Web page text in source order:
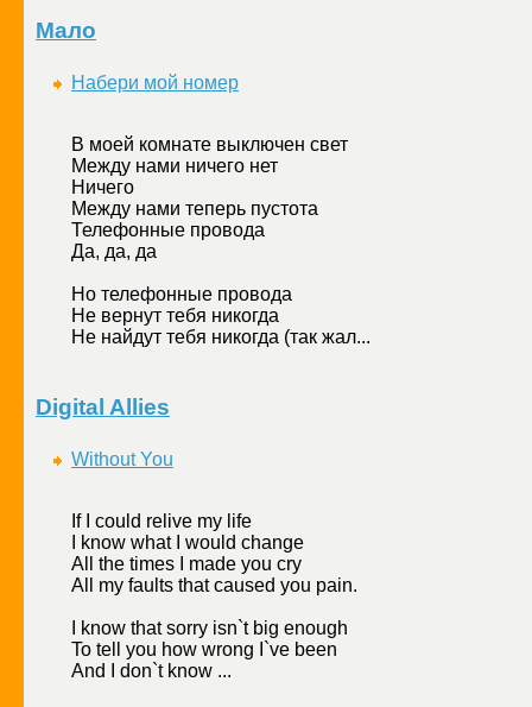
Мало
Набери мой номер
В моей комнате выключен свет
Между нами ничего нет
Ничего
Между нами теперь пустота
Телефонные провода
Да, да, да
Но телефонные провода
Не вернут тебя никогда
Не найдут тебя никогда (так жал...
Digital Allies
Without You
If I could relive my life
I know what I would change
All the times I made you cry
All my faults that caused you pain.
I know that sorry isn`t big enough
To tell you how wrong I`ve been
And I don`t know ...